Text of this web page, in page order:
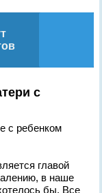
с
главой
в наше
бы. Все